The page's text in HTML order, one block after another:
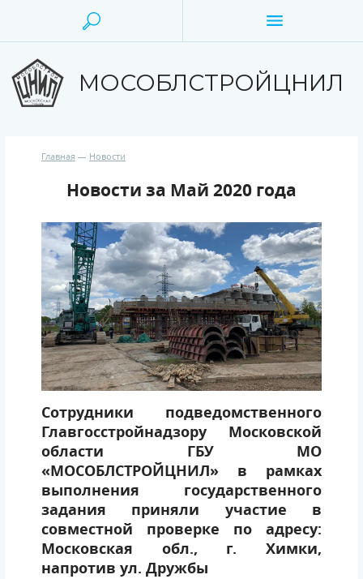
МОСОБЛСТРОЙЦНИЛ
Главная Новости
Новости за Май 2020 года
Сотрудники подведомственного
Главгосстройнадзору Московской
области ГБУ МО
«МОСОБЛСТРОЙЦНИЛ» в рамках
выполнения государственного
задания приняли участие в
совместной проверке по адресу:
Московская обл., г. Химки,
напротив ул. Дружбы